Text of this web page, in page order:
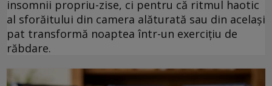
insomnii propriu-zise, ci pentru că ritmul haotic
al sforăitului din camera alăturată sau din același
pat transformă noaptea într-un exercițiu de
răbdare.